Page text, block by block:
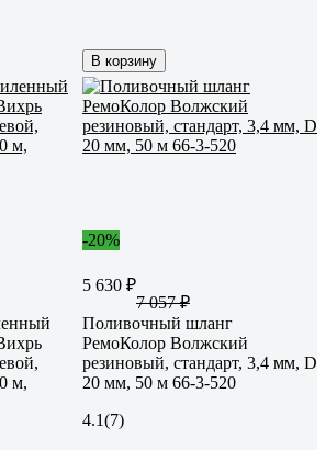
В корзину
м,
-20%
5 630 ₽
7 057 ₽
Поливочный шланг
РемоКолор Волжский
резиновый, стандарт, 3,4 мм, D
20 мм, 50 м 66-3-520
4.1(7)